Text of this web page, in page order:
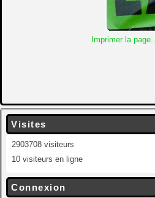
Imprimer la page...
Visites
2903708 visiteurs
10 visiteurs en ligne
Connexion